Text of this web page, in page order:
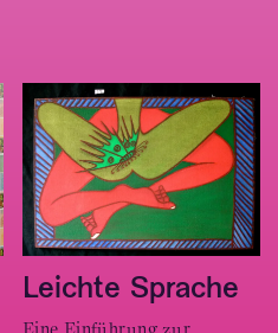
Leichte Sprache